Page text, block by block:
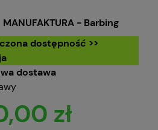
MANUFAKTURA - Barbing
dostępność >>
dostawa
zł